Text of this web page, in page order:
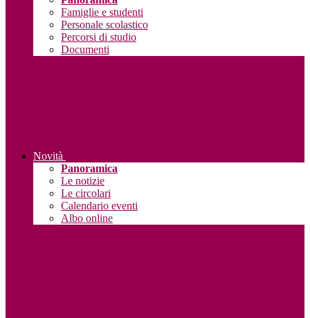
Famiglie e studenti
Personale scolastico
Percorsi di studio
Documenti
Novità
Panoramica
Le notizie
Le circolari
Calendario eventi
Albo online